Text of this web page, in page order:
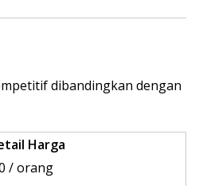
dibandingkan dengan
Harga
/ orang